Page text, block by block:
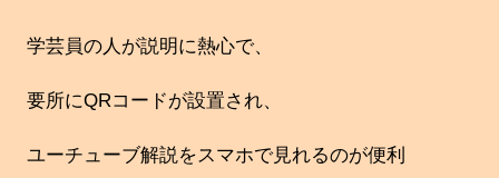
学芸員の人が説明に熱心で、
要所にQRコードが設置され、
ユーチューブ解説をスマホで見れるのが便利